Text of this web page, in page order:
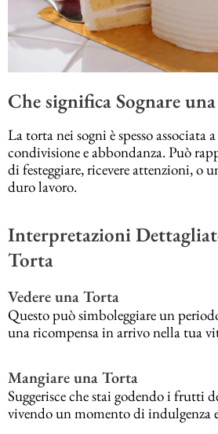
Che significa Sognare
La torta nei sogni è spesso associata
condivisione e abbondanza. Può
di festeggiare, ricevere attenzioni, o
duro lavoro.
Interpretazioni
Torta
Vedere una Torta
Questo può simboleggiare un
una ricompensa in arrivo nella tua
Mangiare una Torta
Suggerisce che stai godendo i frutti
vivendo un momento di indulgenza